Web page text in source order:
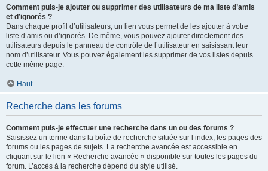
Comment puis-je ajouter ou supprimer des utilisateurs de ma liste d’amis
et d’ignorés ?
Dans chaque profil d’utilisateurs, un lien vous permet de les ajouter à votre
liste d’amis ou d’ignorés. De même, vous pouvez ajouter directement des
utilisateurs depuis le panneau de contrôle de l’utilisateur en saisissant leur
nom d’utilisateur. Vous pouvez également les supprimer de vos listes depuis
cette même page.
Haut
Recherche dans les forums
Comment puis-je effectuer une recherche dans un ou des forums ?
Saisissez un terme dans la boîte de recherche située sur l’index, les pages des
forums ou les pages de sujets. La recherche avancée est accessible en
cliquant sur le lien « Recherche avancée » disponible sur toutes les pages du
forum. L’accès à la recherche dépend du style utilisé.